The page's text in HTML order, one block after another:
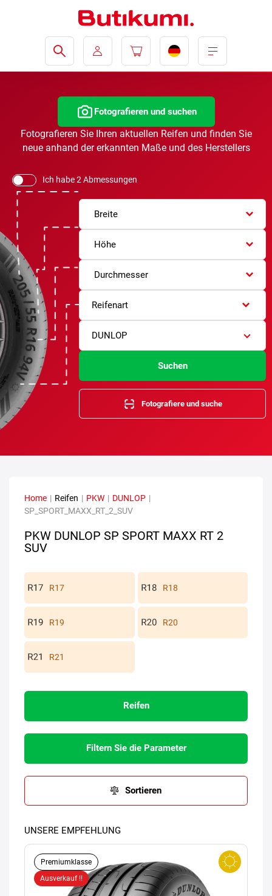
Fotografieren und suchen
Fotografieren Sie Ihren aktuellen Reifen und finden Sie
neue anhand der erkannten Maße und des Herstellers
Ich habe 2 Abmessungen
Breite
Höhe
Durchmesser
Reifenart
DUNLOP
Suchen
Fotografiere und suche
Home | Reifen | PKW | DUNLOP |
SP_SPORT_MAXX_RT_2_SUV
PKW DUNLOP SP SPORT MAXX RT 2
SUV
R17 R18
R19 R20
R21
Reifen
Filtern Sie die Parameter
Sortieren
UNSERE EMPFEHLUNG
Premiumklasse
Ausverkauf !!